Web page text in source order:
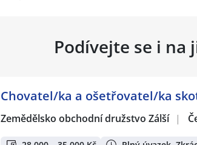
Podívejte se i na
Chovatel/ka a ošetřovatel/ka
Zemědělsko obchodní družstvo Zálší |